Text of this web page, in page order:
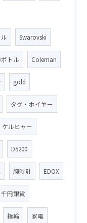
Swarovski
トル Coleman
gold
タグ・ホイヤー
ケルヒャー
D5200
腕時計 EDOX
千円銀貨
指輪 家電